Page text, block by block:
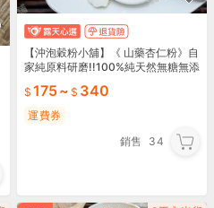
【沖泡穀粉小舖】《 山藥杏仁粉》自
家純原料研磨!!100%純天然無糖無添
175~ 340
運費券
銷售
34